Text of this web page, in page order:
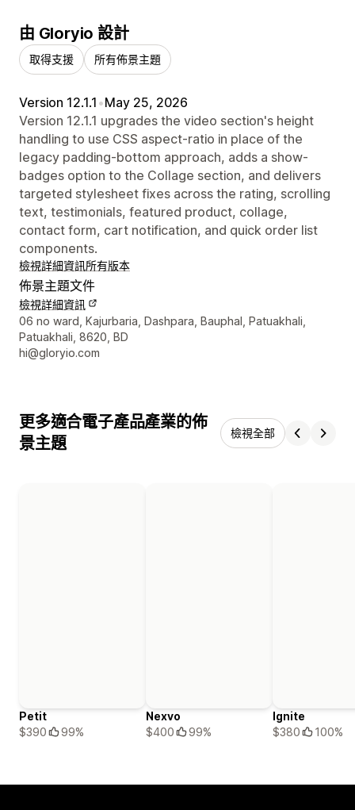
由 Gloryio 設計
取得支援 所有佈景主題
Version 12.1.1 •May 25, 2026
Version 12.1.1 upgrades the video section's height
handling to use CSS aspect-ratio in place of the
legacy padding-bottom approach, adds a show-
badges option to the Collage section, and delivers
targeted stylesheet fixes across the rating, scrolling
text, testimonials, featured product, collage,
contact form, cart notification, and quick order list
components.
檢視詳細資訊所有版本
佈景主題文件
檢視詳細資訊
設計者聯絡詳細資訊
06 no ward, Kajurbaria, Dashpara, Bauphal, Patuakhali,
Patuakhali, 8620, BD
hi@gloryio.com
更多適合電子產品產業的佈
景主題
檢視全部
Petit
$390
99%
Nexvo
$400
99%
Ignite
$380
100%